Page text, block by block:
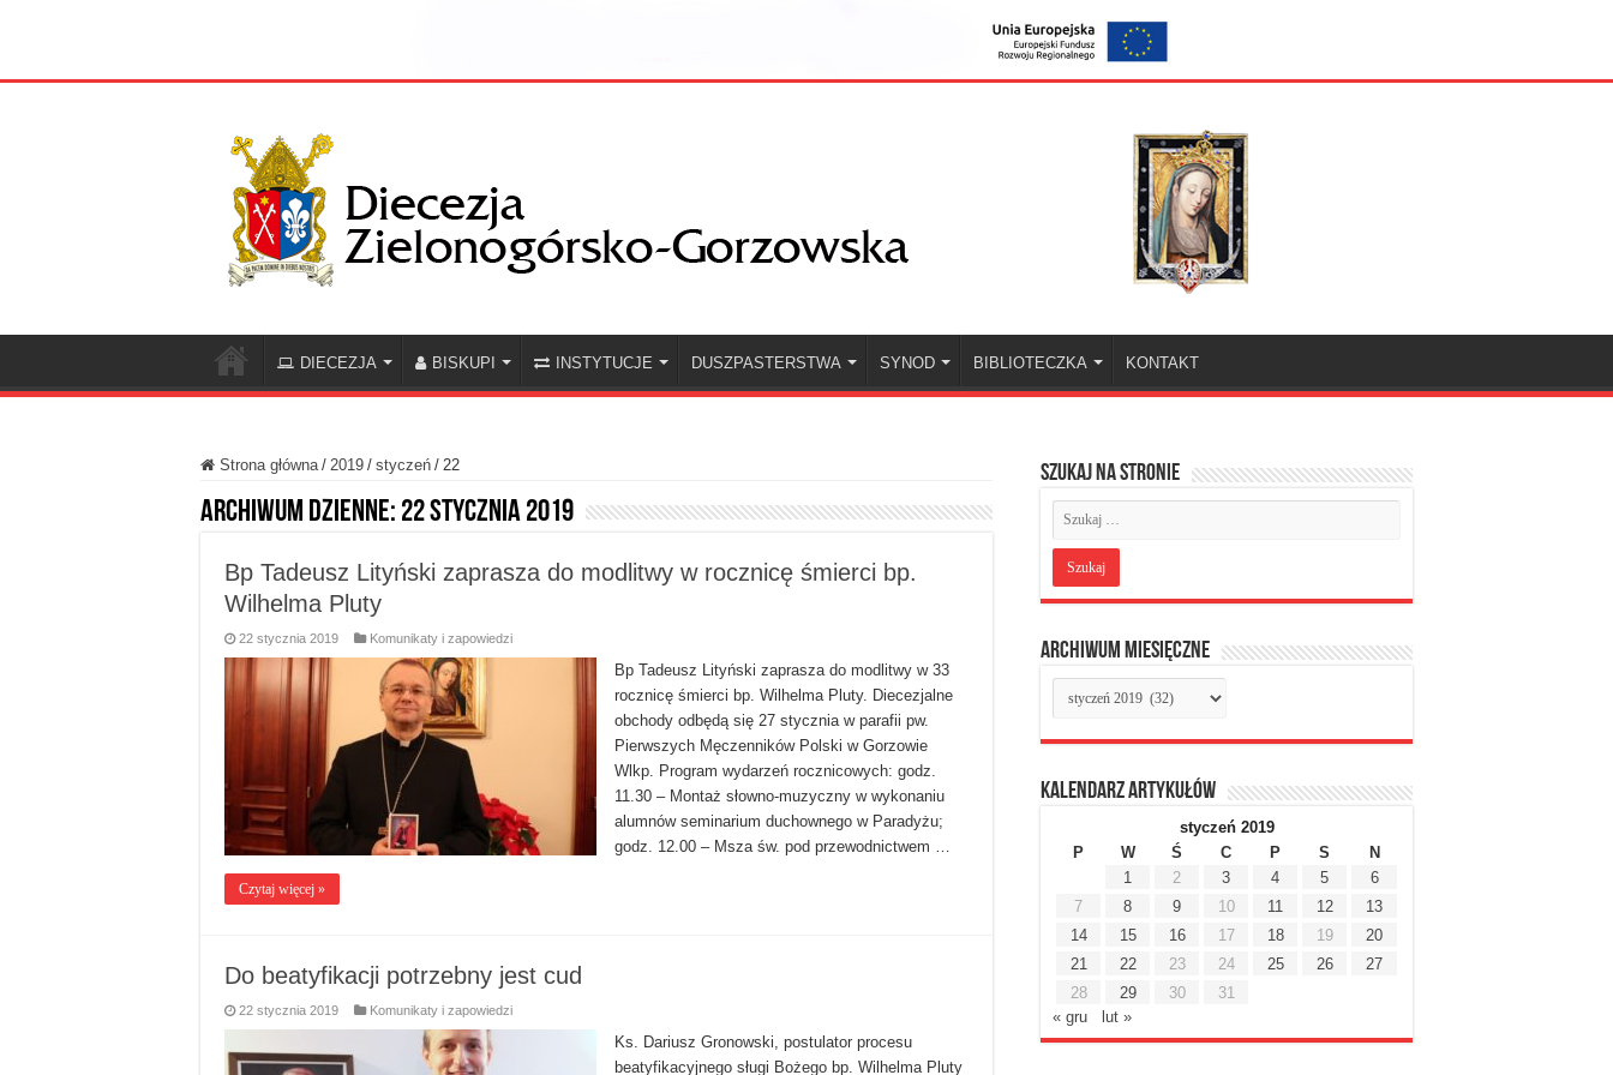
DIECEZJA BISKUPI INSTYTUCJE DUSZPASTERSTWA SYNOD BIBLIOTECZKA KONTAKT
Strona główna / 2019 / styczeń / 22
Archiwum dzienne: 22 stycznia 2019
Bp Tadeusz Lityński zaprasza do modlitwy w rocznicę śmierci bp.
Wilhelma Pluty
22 stycznia 2019 Komunikaty i zapowiedzi
Bp Tadeusz Lityński zaprasza do modlitwy w 33
rocznicę śmierci bp. Wilhelma Pluty. Diecezjalne
obchody odbędą się 27 stycznia w parafii pw.
Pierwszych Męczenników Polski w Gorzowie
Wlkp. Program wydarzeń rocznicowych: godz.
11.30 – Montaż słowno-muzyczny w wykonaniu
alumnów seminarium duchownego w Paradyżu;
godz. 12.00 – Msza św. pod przewodnictwem …
Czytaj więcej »
Do beatyfikacji potrzebny jest cud
22 stycznia 2019 Komunikaty i zapowiedzi
Ks. Dariusz Gronowski, postulator procesu
beatyfikacyjnego sługi Bożego bp. Wilhelma Pluty
Szukaj na stronie
Archiwum miesięczne
Archiwum
miesięczne
Kalendarz artykułów
styczeń 2019
P
W Ś C P S
N
1
2 3 4 5
6
7
8 9 10 11 12
13
14
15 16 17 18 19
20
21
22 23 24 25 26
27
28
29 30
31
« gru
lut »